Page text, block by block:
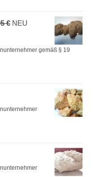
€ Ursprünglicher
war:
NEU
gemäß § 19